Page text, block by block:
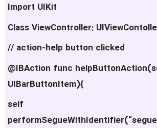
Import UIKit
Class ViewController:
// action-help button clicked
@IBAction func
UIBarButtonItem){
self